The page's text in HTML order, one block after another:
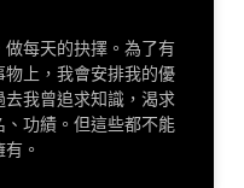
每天的抉擇。為了有
上，我會安排我的優
我曾追求知識，渴求
功績。但這些都不能
。